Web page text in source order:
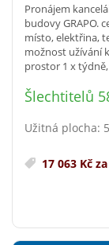
Pronájem
budovy GRAPO.
místo, elektřina,
možnost užívání
prostor 1 x
Šlechtitelů
Užitná plocha:
17 063 Kč